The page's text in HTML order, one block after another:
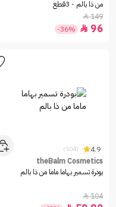
من ذا بالم - 3قطع
149

96

-36%
4.9
(504)
theBalm Cosmetics
بودرة تسمير بهاما ماما من ذا بالم
104
